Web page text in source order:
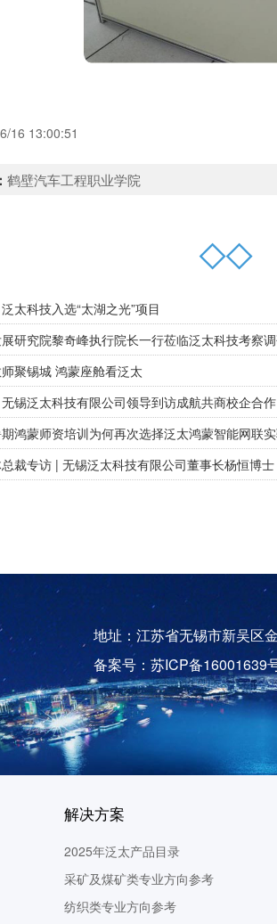
16 13:00:51
鹤壁汽车工程职业学院
◇◇
太科技入选“太湖之光”项目
研究院黎奇峰执行院长一行莅临泛太科技考察
聚锡城 鸿蒙座舱看泛太
锡泛太科技有限公司领导到访成航共商校企合作
鸿蒙师资培训为何再次选择泛太鸿蒙智能网联
访 | ​无锡泛太科技有限公司董事长杨恒博士：以AI技术赋能高科技教育，推动产教融合高
地址：江苏省无锡市新吴区
备案号：苏ICP备16001639
解决方案
2025年泛太产品目录
采矿及煤矿类专业方向参考
纺织类专业方向参考